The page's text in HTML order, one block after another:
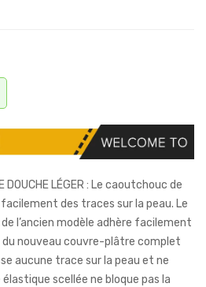
DOUCHE LÉGER : Le caoutchouc de
facilement des traces sur la peau. Le
l’ancien modèle adhère facilement
du nouveau couvre-plâtre complet
aucune trace sur la peau et ne
scellée ne bloque pas la